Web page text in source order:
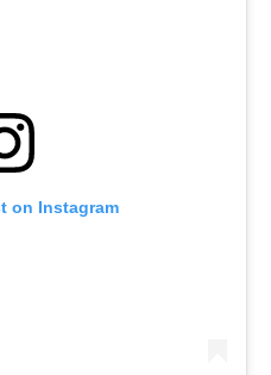
on Instagram